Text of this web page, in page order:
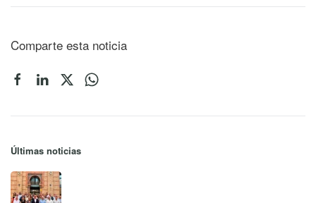
Comparte esta noticia
Últimas noticias